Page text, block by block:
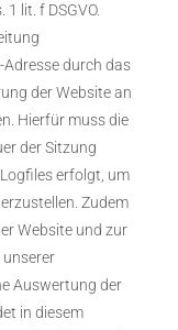
lit. f DSGVO.
Adresse durch das
der Website an
Hierfür muss die
der Sitzung
erfolgt, um
Zudem
Website und zur
unserer
Auswertung der
in diesem